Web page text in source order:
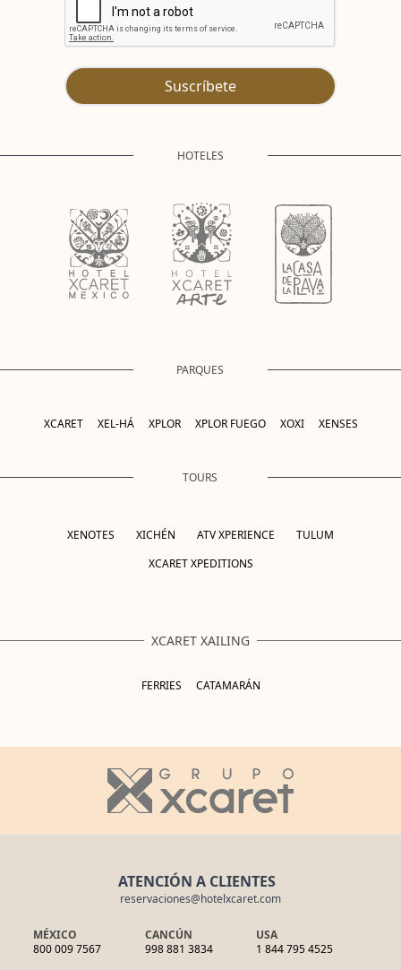
Suscríbete
HOTELES
PARQUES
XCARET XEL-HÁ XPLOR XPLOR FUEGO XOXI XENSES
TOURS
XENOTES XICHÉN ATV XPERIENCE
TULUM
XCARET XPEDITIONS
XCARET XAILING
FERRIES CATAMARÁN
ATENCIÓN A CLIENTES
reservaciones@hotelxcaret.com
MÉXICO
800 009 7567
CANCÚN
998 881 3834
USA
1 844 795 4525